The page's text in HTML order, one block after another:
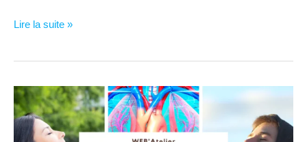
Pour
faire
?
Lire la suite »